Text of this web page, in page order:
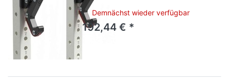
Demnächst wieder verfügbar
192,44 € *